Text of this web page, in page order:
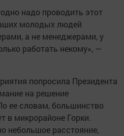
надо проводить этот
молодых людей
а не менеджерами, у
работать некому», —
попросила Президента
на решение
ее словам, большинство
в микрорайоне Горки.
небольшое расстояние,